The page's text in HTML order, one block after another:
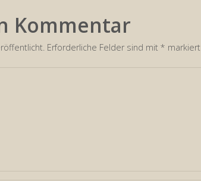
Kommentar
Erforderliche Felder sind mit * markiert